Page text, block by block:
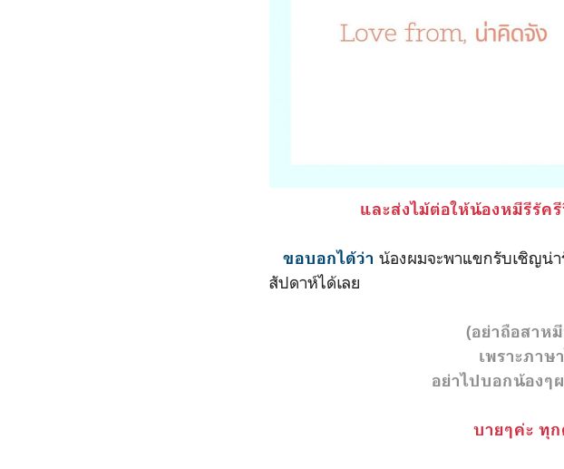
และส่งไม้ต่อให้น้องหมีรีรัค
ขอบอกได้ว่า น้องผมจะพาแขกรับเชิญน่
สัปดาห์ได้เลย
(อย่าถือสาห
เพราะภา
อย่าไปบอกน้องๆ
บายๆค่ะ ทุ